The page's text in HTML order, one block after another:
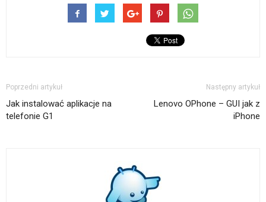
Poprzedni artykuł
Jak instalować aplikacje na
telefonie G1
Następny artykuł
Lenovo OPhone – GUI jak z
iPhone